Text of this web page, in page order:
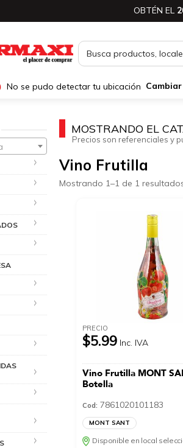
OBTÉN EL
No se pudo detectar tu ubicación Cambiar
MOSTRANDO EL
Precios son referenciales y
Vino Frutilla
Mostrando 1–1 de 1
PRECIO
$5.99 Inc. IVA
Vino Frutilla MONT
Botella
Cod: 7861020101183
MONT SANT
Disponible en local